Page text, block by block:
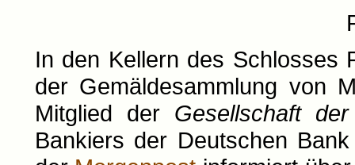
In den Kellern des Schlosses
der Gemäldesammlung von
Mitglied der Gesellschaft
Bankiers der Deutschen